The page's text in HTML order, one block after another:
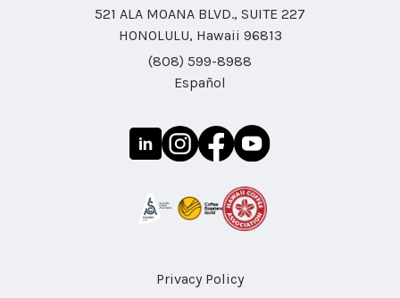
521 ALA MOANA BLVD., SUITE 227
HONOLULU, Hawaii 96813
(808) 599-8988
Español
Privacy Policy